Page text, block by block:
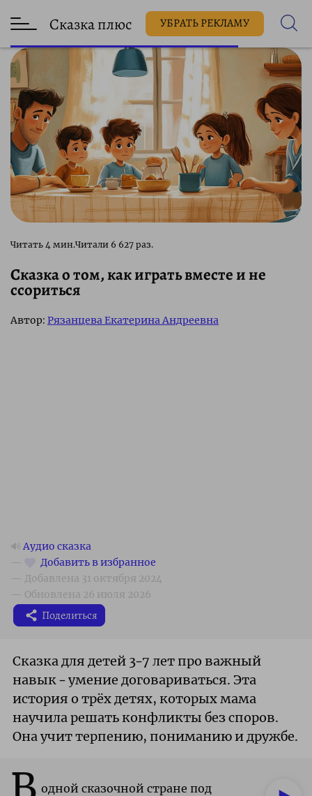
Сказка плюс УБРАТЬ РЕКЛАМУ
6 627 раз.
Сказка о том, как играть вместе и не
ссориться
Автор: Рязанцева Екатерина Андреевна
🔊 Аудио сказка
Поделиться
Сказка для детей 3–7 лет про важный
навык – умение договариваться. Эта
история о трёх детях, которых мама
научила решать конфликты без споров.
Она учит терпению, пониманию и дружбе.
одной сказочной стране под